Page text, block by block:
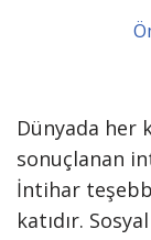
Dünyada her
sonuçlanan
İntihar
katıdır.